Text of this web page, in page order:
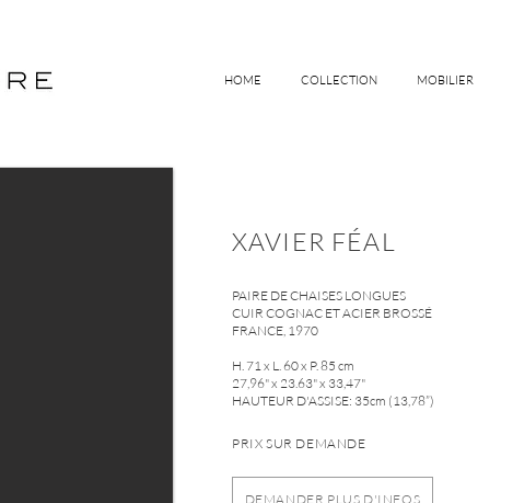
HOME COLLECTION MOBILIER
XAVIER FÉAL
PAIRE DE CHAISES LONGUES
CUIR COGNAC ET ACIER BROSSÉ
FRANCE, 1970
H. 71 x L. 60 x P. 85 cm
27,96" x 23.63" x 33,47"
HAUTEUR D'ASSISE: 35cm (13,78”)
PRIX SUR DEMANDE
DEMANDER PLUS D'INFOS